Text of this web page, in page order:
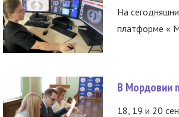
На
платформе «
В Мордовии
18, 19 и 20